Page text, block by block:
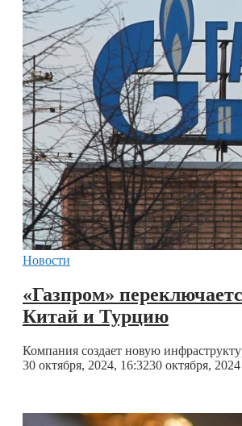
Новости
«Газпром»
Китай и Турцию
Компания создает новую
30 октября, 2024, 16:3230 октября, 2024